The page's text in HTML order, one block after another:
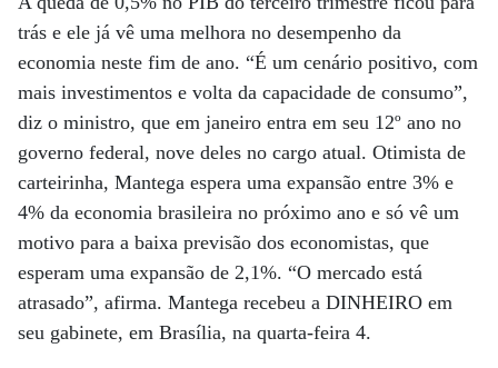
trás e ele já vê uma melhora no desempenho da
economia neste fim de ano. “É um cenário positivo, com
mais investimentos e volta da capacidade de consumo”,
diz o ministro, que em janeiro entra em seu 12º ano no
governo federal, nove deles no cargo atual. Otimista de
carteirinha, Mantega espera uma expansão entre 3% e
4% da economia brasileira no próximo ano e só vê um
motivo para a baixa previsão dos economistas, que
esperam uma expansão de 2,1%. “O mercado está
atrasado”, afirma. Mantega recebeu a DINHEIRO em
seu gabinete, em Brasília, na quarta-feira 4.